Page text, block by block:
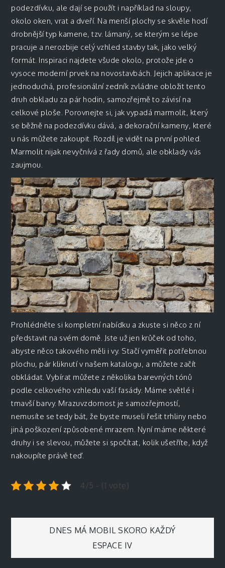
podezdívku, ale dají se použít i například na sloupy,
okolo oken, vrat a dveří. Na menší plochy se skvěle hodí
drobnější typ kamene, tzv. lámaný, se kterým se lépe
pracuje a nerozbije celý vzhled stavby tak, jako velký
formát. Inspiraci najdete všude okolo, protože jde o
vysoce moderní prvek na novostavbách. Jejich aplikace je
jednoduchá, profesionální zedník zvládne obložit tento
druh obkladu za pár hodin, samozřejmě to závisí na
celkové ploše. Porovnejte si, jak vypadá marmolit, který
se běžně na podezdívku dává, a dekorační kameny, které
u nás můžete zakoupit. Rozdíl je vidět na první pohled.
Marmolit nijak nevyčnívá z řady domů, ale obklady vás
zaujmou.
Prohlédněte si kompletní nabídku a zkuste si něco z ní
představit na svém domě. Jste už jen krůček od toho,
abyste něco takového měli i vy. Stačí vyměřit potřebnou
plochu, pár kliknutí v našem katalogu, a můžete začít
obkládat. Vybírat můžete z několika barevných tónů
podle celkového vzhledu vaší fasády. Máme světlé i
tmavší barvy. Mrazuvzdornost je samozřejmostí,
nemusíte se tedy bát, že byste museli řešit trhliny nebo
jiná poškození způsobené mrazem. Nyní máme některé
druhy i se slevou, můžete si spočítat, kolik ušetříte, když
nakoupíte právě teď.
4/5 - (1 vote)
Navigace
DNES MÁ MOBIL SKORO KAŽDÝ
ESPACE IV